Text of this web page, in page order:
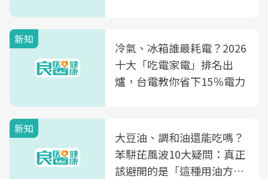
新知
冷氣、冰箱誰最耗電？2026
十大「吃電家電」排名出
爐，台電教你省下15％電力
新知
大豆油、調和油還能吃嗎？
苯駢芘風波10大疑問：真正
該避開的是「這種用油方